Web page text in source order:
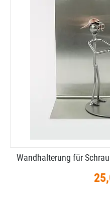
Wandhalterung für